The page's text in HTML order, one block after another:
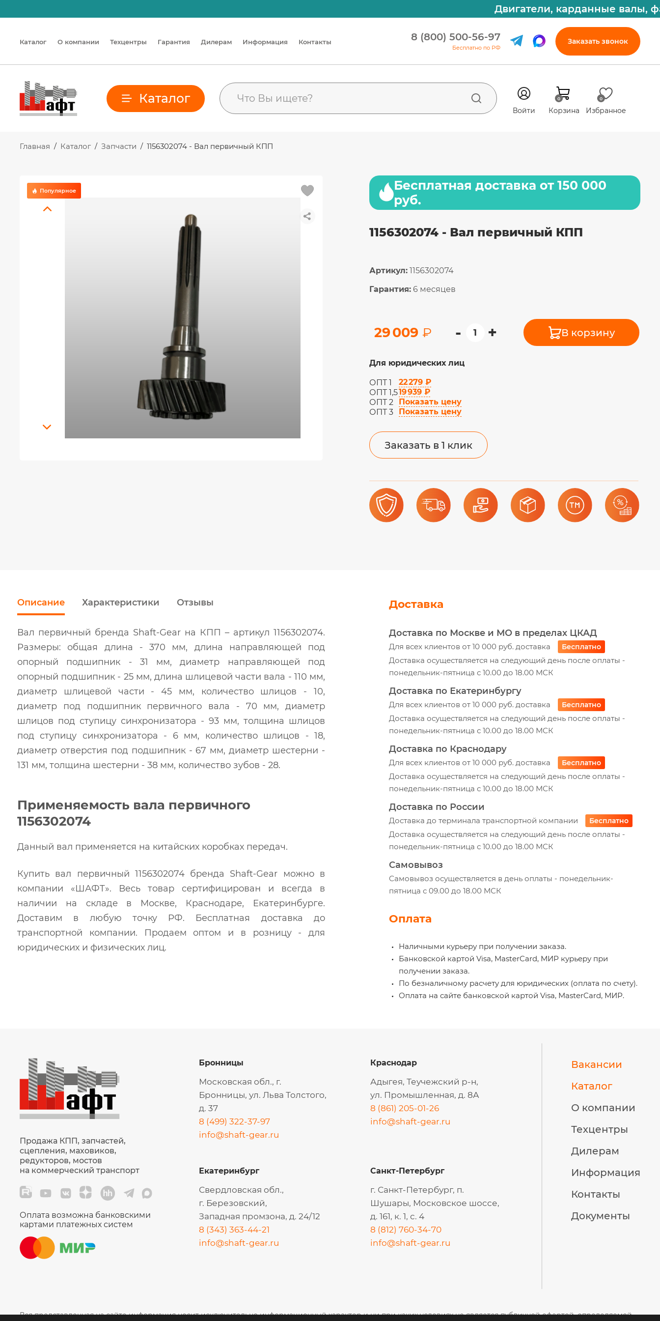
Двигатели, карданные валы,
Каталог О компании Техцентры Гарантия Дилерам Информация Контакты 8 (800) 500-56-97
Бесплатно по РФ
Заказать звонок
Каталог
Войти Корзина
0 0
Избранное
Главная / Каталог / Запчасти / 1156302074 - Вал первичный КПП
Популярное
Бесплатная доставка от 150 000
руб.
1156302074 - Вал первичный КПП
Артикул: 1156302074
Гарантия: 6 месяцев
29 009 ₽ - + В корзину
Для юридических лиц
ОПТ 1
22 279 ₽
ОПТ 1,519 939 ₽
ОПТ 2
Показать цену
ОПТ 3
Показать цену
Заказать в 1 клик
Описание Характеристики Отзывы
Вал первичный бренда Shaft-Gear на КПП – артикул 1156302074.
Размеры: общая длина - 370 мм, длина направляющей под
опорный подшипник - 31 мм, диаметр направляющей под
опорный подшипник - 25 мм, длина шлицевой части вала - 110 мм,
диаметр шлицевой части - 45 мм, количество шлицов - 10,
диаметр под подшипник первичного вала - 70 мм, диаметр
шлицов под ступицу синхронизатора - 93 мм, толщина шлицов
под ступицу синхронизатора - 6 мм, количество шлицов - 18,
диаметр отверстия под подшипник - 67 мм, диаметр шестерни -
131 мм, толщина шестерни - 38 мм, количество зубов - 28.
Применяемость вала первичного
1156302074
Данный вал применяется на китайских коробках передач.
Купить вал первичный 1156302074 бренда Shaft-Gear можно в
компании «ШАФТ». Весь товар сертифицирован и всегда в
наличии на складе в Москве, Краснодаре, Екатеринбурге.
Доставим в любую точку РФ. Бесплатная доставка до
транспортной компании. Продаем оптом и в розницу - для
юридических и физических лиц.
Доставка
Доставка по Москве и МО в пределах ЦКАД
Для всех клиентов от 10 000 руб. доставка Бесплатно
Доставка осуществляется на следующий день после оплаты -
понедельник-пятница с 10.00 до 18.00 МСК
Доставка по Екатеринбургу
Для всех клиентов от 10 000 руб. доставка Бесплатно
Доставка осуществляется на следующий день после оплаты -
понедельник-пятница с 10.00 до 18.00 МСК
Доставка по Краснодару
Для всех клиентов от 10 000 руб. доставка Бесплатно
Доставка осуществляется на следующий день после оплаты -
понедельник-пятница с 10.00 до 18.00 МСК
Доставка по России
Доставка до терминала транспортной компании Бесплатно
Доставка осуществляется на следующий день после оплаты -
понедельник-пятница с 10.00 до 18.00 МСК
Самовывоз
Самовывоз осуществляется в день оплаты - понедельник-
пятница с 09.00 до 18.00 МСК
Оплата
Наличными курьеру при получении заказа.
Банковской картой Visa, MasterCard, МИР курьеру при
получении заказа.
По безналичному расчету для юридических (оплата по счету).
Оплата на сайте банковской картой Visa, MasterCard, МИР.
Продажа КПП, запчастей,
сцепления, маховиков,
редукторов, мостов
на коммерческий транспорт
Оплата возможна банковскими
картами платежных систем
Бронницы
Московская обл., г.
Бронницы, ул. Льва Толстого,
д. 37
8 (499) 322-37-97
info@shaft-gear.ru
Краснодар
Адыгея, Теучежский р-н,
ул. Промышленная, д. 8А
8 (861) 205-01-26
info@shaft-gear.ru
Екатеринбург
Свердловская обл.,
г. Березовский,
Западная промзона, д. 24/12
8 (343) 363-44-21
info@shaft-gear.ru
Санкт-Петербург
г. Санкт-Петербург, п.
Шушары, Московское шоссе,
д. 161, к. 1, с. 4
8 (812) 760-34-70
info@shaft-gear.ru
Вакансии
Каталог
О компании
Техцентры
Дилерам
Информация
Контакты
Документы
Вся представленная на сайте информация носит исключительно информационный характер и ни при каких условиях не является публичной офертой, определяемой